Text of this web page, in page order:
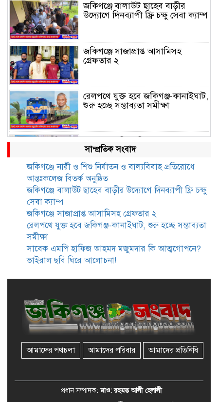
জকিগঞ্জে বালাউট ছাহেব বাড়ীর
উদ্যোগে দিনব্যাপী ফ্রি চক্ষু সেবা ক্যাম্প
জকিগঞ্জে সাজাপ্রাপ্ত আসামিসহ
গ্রেফতার ২
রেলপথে যুক্ত হবে জকিগঞ্জ-কানাইঘাট,
শুরু হচ্ছে সম্ভাব্যতা সমীক্ষা
মজুমদার কি আত্মগোপনে? ভাইরাল
ছবি ঘিরে আলোচনা!
ভাতা পেতে টাকা লাগে না, জকিগঞ্জে
সমাজসেবা কর্মকর্তার গুরুত্বপূর্ণ বার্তা
জকিগঞ্জে সরকারি পাঁচ ভাতার আবেদন
জকিগঞ্জে সুরমা নদীর বালুমহালে
সত্যতা মেলেনি
জকিগঞ্জে ৪ হাজার পিস ইয়াবাসহ
একজন গ্রেপ্তার
আসনের এমপি মুফতি আবুল হাসান
সাম্প্রতিক সংবাদ
জকিগঞ্জে নারী ও শিশু নির্যাতন ও বাল্যবিবাহ প্রতিরোধে
আন্তঃকলেজ বিতর্ক অনুষ্ঠিত
জকিগঞ্জে বালাউট ছাহেব বাড়ীর উদ্যোগে দিনব্যাপী ফ্রি চক্ষু
সেবা ক্যাম্প
জকিগঞ্জে সাজাপ্রাপ্ত আসামিসহ গ্রেফতার ২
রেলপথে যুক্ত হবে জকিগঞ্জ-কানাইঘাট, শুরু হচ্ছে সম্ভাব্যতা
সমীক্ষা
সাবেক এমপি হাফিজ আহমদ মজুমদার কি আত্মগোপনে?
ভাইরাল ছবি ঘিরে আলোচনা!
আমাদের পথচলা আমাদের পরিবার আমাদের প্রতিনিধি
প্রধান সম্পাদক:মাও: রহমত আলী হেলালী